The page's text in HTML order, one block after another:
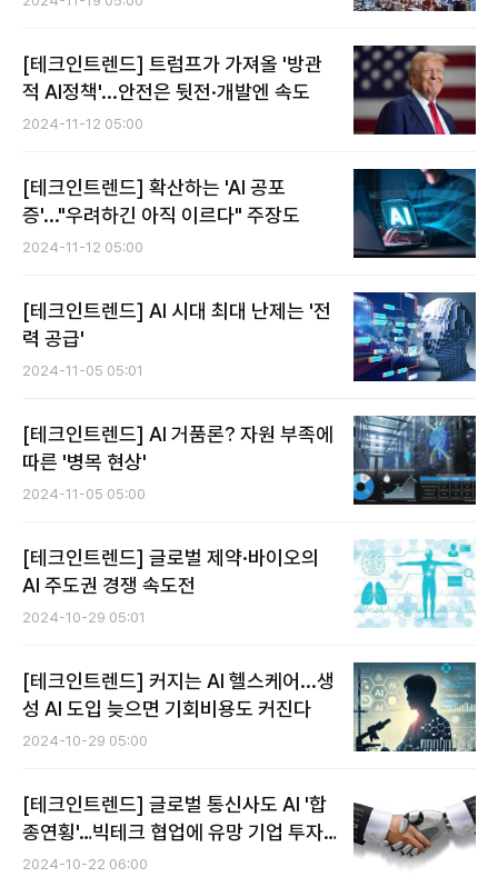
[테크인트렌드] 트럼프가 가져올 '방관
적 AI정책'...안전은 뒷전·개발엔 속도
2024-11-12 05:00
[테크인트렌드] 확산하는 'AI 공포
증'..."우려하긴 아직 이르다" 주장도
2024-11-12 05:00
[테크인트렌드] AI 시대 최대 난제는 '전
력 공급'
2024-11-05 05:01
[테크인트렌드] AI 거품론? 자원 부족에
따른 '병목 현상'
2024-11-05 05:00
[테크인트렌드] 글로벌 제약·바이오의
AI 주도권 경쟁 속도전
2024-10-29 05:01
[테크인트렌드] 커지는 AI 헬스케어...생
성 AI 도입 늦으면 기회비용도 커진다
2024-10-29 05:00
[테크인트렌드] 글로벌 통신사도 AI '합
종연횡'…빅테크 협업에 유망 기업 투자
까지
2024-10-22 06:00